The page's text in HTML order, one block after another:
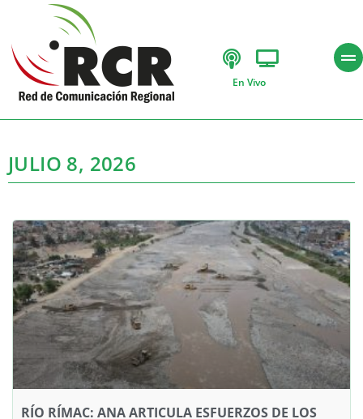
En Vivo
JULIO 8, 2026
RÍO RÍMAC: ANA ARTICULA ESFUERZOS DE LOS